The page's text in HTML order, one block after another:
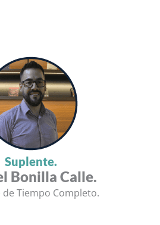
Suplente.
Bonilla Calle.
de Tiempo Completo.